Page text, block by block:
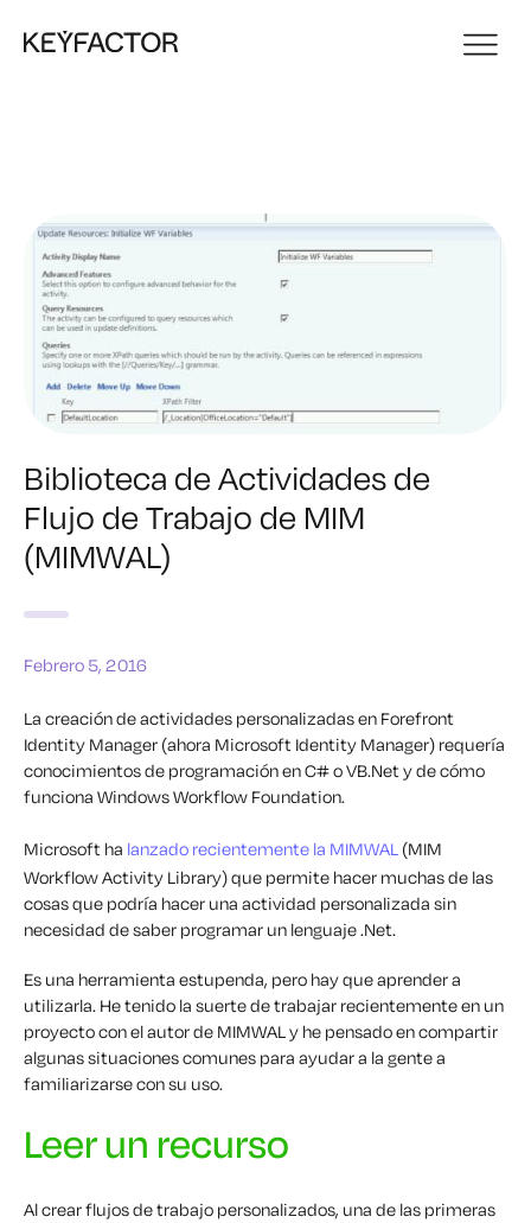
Biblioteca de Actividades de
Flujo de Trabajo de MIM
(MIMWAL)
Febrero 5, 2016
La creación de actividades personalizadas en Forefront
Identity Manager (ahora Microsoft Identity Manager) requería
conocimientos de programación en C# o VB.Net y de cómo
funciona Windows Workflow Foundation.
Microsoft ha lanzado recientemente la MIMWAL (MIM
Workflow Activity Library) que permite hacer muchas de las
cosas que podría hacer una actividad personalizada sin
necesidad de saber programar un lenguaje .Net.
Es una herramienta estupenda, pero hay que aprender a
utilizarla. He tenido la suerte de trabajar recientemente en un
proyecto con el autor de MIMWAL y he pensado en compartir
algunas situaciones comunes para ayudar a la gente a
familiarizarse con su uso.
Leer un recurso
Al crear flujos de trabajo personalizados, una de las primeras